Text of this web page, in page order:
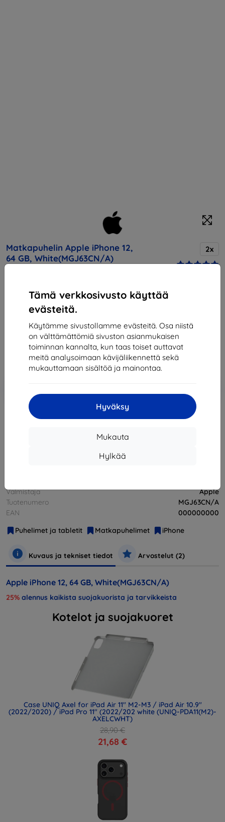
Tämä verkkosivusto käyttää
evästeitä.
Käytämme sivustollamme evästeitä. Osa niistä
on välttämättömiä sivuston asianmukaisen
toiminnan kannalta, kun taas toiset auttavat
meitä analysoimaan kävijäliikennettä sekä
mukauttamaan sisältöä ja mainontaa.
Hyväksy
Mukauta
Hylkää
Matkapuhelin Apple iPhone 12,
64 GB, White(MGJ63CN/A)
2x
Osta tämä laite ja saat 25% alennusta
kaikista sen
718,90 €
647,01 €
EXTRA10
ostoskoriin
Valmistaja
Apple
Tuotenumero
MGJ63CN/A
EAN
000000000
Puhelimet ja tabletit
Matkapuhelimet iPhone
Kuvaus ja tekniset tiedot Arvostelut (2)
Apple iPhone 12, 64 GB, White(MGJ63CN/A)
25% alennus kaikista suojakuorista ja tarvikkeista
Kotelot ja suojakuoret
Case UNIQ Axel for iPad Air 11" M2-M3 / iPad Air 10.9"
(2022/2020) / iPad Pro 11" (2022/202 white (UNIQ-PDA11(M2)-
AXELCWHT)
28,90 €
21,68 €